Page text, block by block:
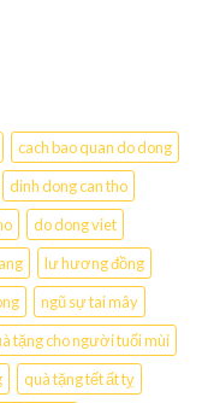
cach bao quan do dong
dinh dong can tho
do dong viet
lư hương đồng
ngũ sự tai mây
tặng cho người tuổi mùi
quà tặng tết ất tỵ